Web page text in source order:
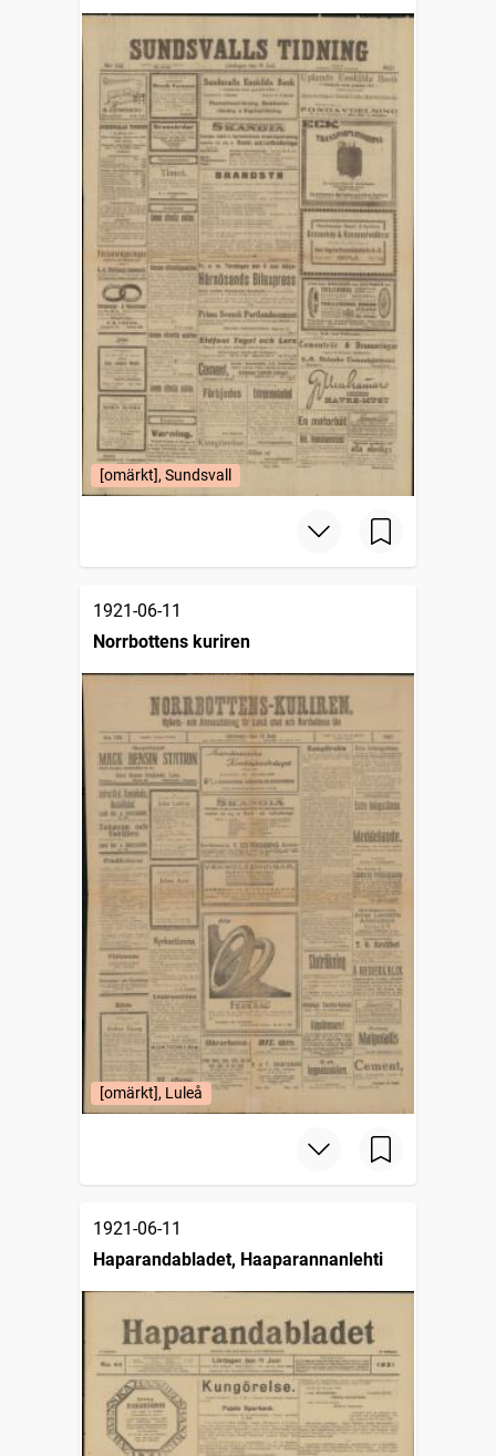
[omärkt], Sundsvall
1921-06-11
Norrbottens kuriren
[omärkt], Luleå
1921-06-11
Haparandabladet, Haaparannanlehti